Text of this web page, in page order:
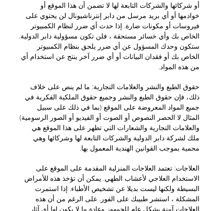
أو شركائها والشركات التابعة لها لا تضمن أن هذا الموقع أو
خوادمها أو أي بريد مرسل من دابر إنترناشيونال لن يحتوي على
فيروسات أو مكونات ضارة. إذا حدث أي ضرر لنظام الكمبيوتر
الخاص بك وأي خسائر مستحقة ، فلن تكون مسؤولية دابر الدولية.
ستكون وحدك المسؤول عن أي ضرر يلحق بنظام الكمبيوتر
الخاص بك أو فقدان البيانات أو أي ضرر آخر ينتج عن استخدام أي
من هذه المواد.
حقوق الطبع والنشر والعلامات التجارية: ما لم ينص على خلاف
ذلك، فإن حقوق الطبع والنشر وجميع حقوق الملكية الفكرية في
جميع المواد المعروضة على الموقع (بما في ذلك على سبيل
المثال لا الحصر النصوص أو الصوت أو الفيديو أو الصور الرسومية)
والعلامات التجارية والشعارات التي تظهر على هذا الموقع هي
ملك لشركة دابر الدولية والشركات التابعة لها وشركائها وهي
محمية بموجب القوانين الهندية المعمول بها.
العلاجات: تعتمد العلاجات المنزلية المقدمة على الموقع على
الاستخدام العلاجي لأعشاب الطهي. يمكن أن تؤخذ هذه للأمراض
البسيطة ولكنها ليست بديلا عن تشخيص الأطباء. إذا استمرت
المشكلة ، استشر طبيبك على الفور. على الرغم من أن هذه
العلاجات آمنة بشكل عام للجمهور وعادة ما لا يكون لها أي آثار